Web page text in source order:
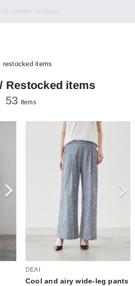
Custom Shirt Orders Reopened
restocked items
Restocked items
53
Items
DEAI
Cool and airy wide-leg pants